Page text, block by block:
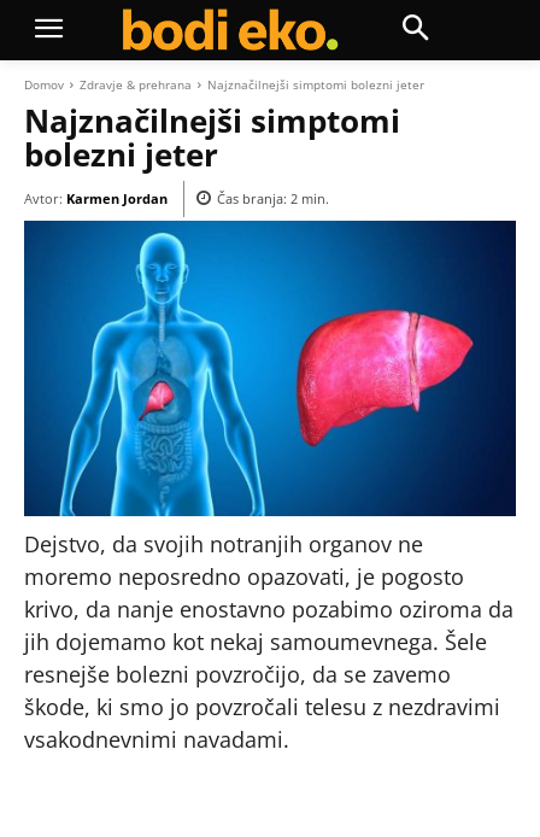
Domov Zdravje & prehrana Najznačilnejši simptomi bolezni jeter
Najznačilnejši simptomi
bolezni jeter
Avtor: Karmen Jordan Čas branja: 2 min.
Dejstvo, da svojih notranjih organov ne
moremo neposredno opazovati, je pogosto
krivo, da nanje enostavno pozabimo oziroma da
jih dojemamo kot nekaj samoumevnega. Šele
resnejše bolezni povzročijo, da se zavemo
škode, ki smo jo povzročali telesu z nezdravimi
vsakodnevnimi navadami.